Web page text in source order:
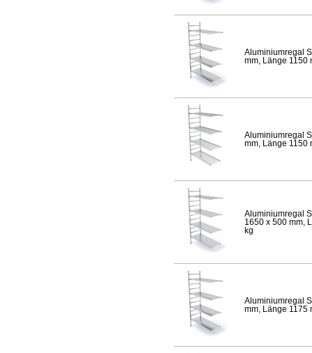
Aluminiumregal
mm, Länge 1150
Aluminiumregal
mm, Länge 1150
Aluminiumregal
1650 x 500 mm,
kg
Aluminiumregal
mm, Länge 1175